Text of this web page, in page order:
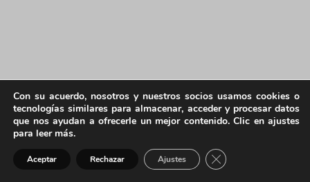
Con su acuerdo, nosotros y nuestros socios usamos cookies o
tecnologías similares para almacenar, acceder y procesar datos
que nos ayudan a ofrecerle un mejor contenido. Clic en ajustes
para leer más.
Aceptar Rechazar Ajustes Cerrar el banner de